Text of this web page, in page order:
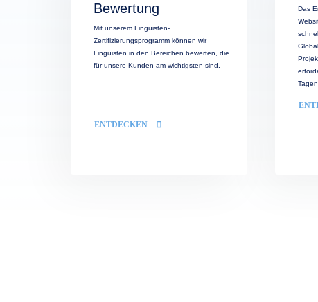
Bewertung
Mit unserem Linguisten-
Zertifizierungsprogramm können wir
Linguisten in den Bereichen bewerten, die
für unsere Kunden am wichtigsten sind.
ENTDECKEN
Das